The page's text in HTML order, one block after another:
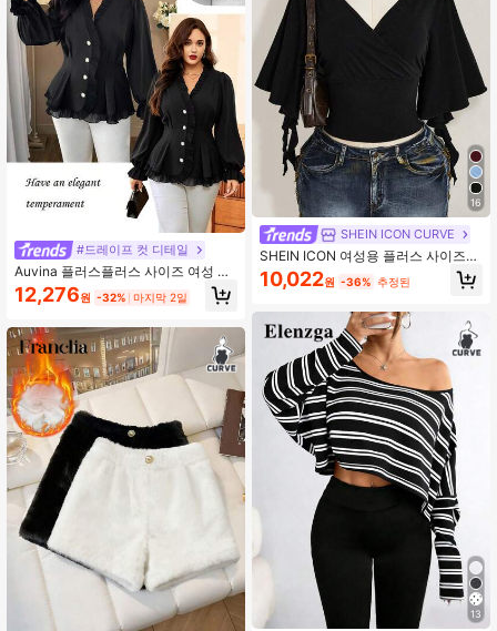
#드레이프 컷 디테일
Auvina 플러스플러스 사이즈 여성 V
넥 레이스 패치워크 러플 밑단 핏 긴팔
버튼 다운 블라우스
12,276원 -32% 마지막 2일
16
SHEIN ICON CURVE
SHEIN ICON 여성용 플러스 사이즈
브이넥 러플 소매 블랙 티셔츠
10,022원 -36% 추정된
13